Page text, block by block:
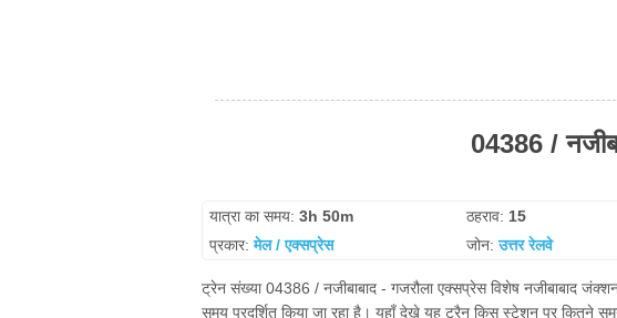
04386 /
यात्रा का समय: 3h 50m ठहराव: 15
प्रकार:मेल / एक्सप्रेस जोन:उत्तर रेलवे
ट्रेन संख्या 04386 / नजीबाबाद - गजरौला एक्सप्रेस विशेष नजीबाबाद
समय प्रदर्शित किया जा रहा है। यहाँ देखे यह ट्रैन किस स्टेशन पर कितने